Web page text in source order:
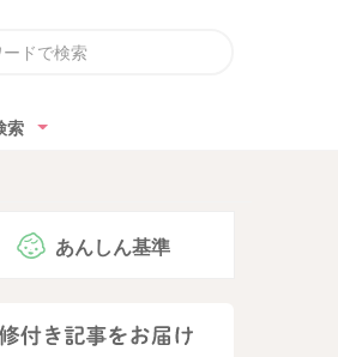
索
あんしん基準